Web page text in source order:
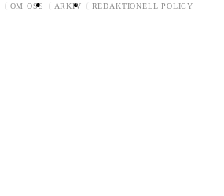
OM OSS ARKIV REDAKTIONELL POLICY